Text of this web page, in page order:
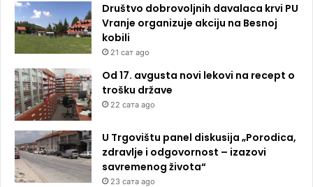
Društvo dobrovoljnih davalaca krvi PU
Vranje organizuje akciju na Besnoj
kobili
21 сат ago
Od 17. avgusta novi lekovi na recept o
trošku države
22 сата ago
U Trgovištu panel diskusija „Porodica,
zdravlje i odgovornost – izazovi
savremenog života“
23 сата ago